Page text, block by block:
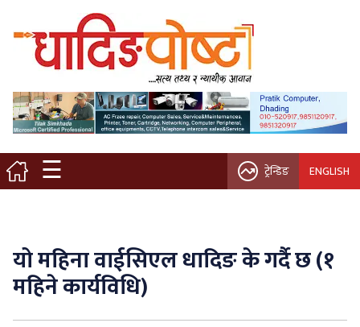
☰
मुख्य पृष्ठ
स्थानीय समाचार
विचार / ब्लग
नगर/गाउँ पालिका
कृषि/सहकारी
साहित्य / संस्कृति
ट्रेन्डिङ ENGLISH
यो महिना वाईसिएल धादिङ के गर्दै छ (१
महिने कार्यविधि)